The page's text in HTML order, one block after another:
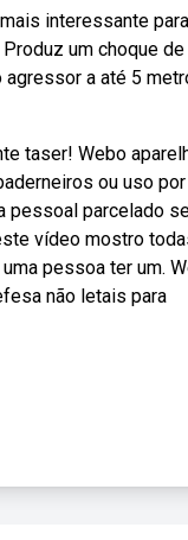
interessante
um choque de
agressor a até 5
taser! Webo
ou uso por
pessoal parcelado
vídeo mostro
pessoa ter um.
não letais para